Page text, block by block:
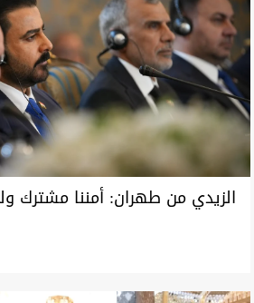
الزيدي من طهران: أمننا مشترك